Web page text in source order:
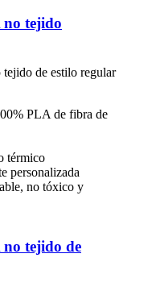
no tejido
PLA de fibra de
térmico
personalizada
no tóxico y
no tejido de